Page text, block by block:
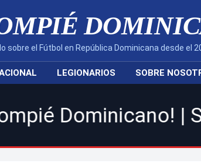
sobre el Fútbol en República Dominicana desde el
LEGIONARIOS SOBRE
| Sigue